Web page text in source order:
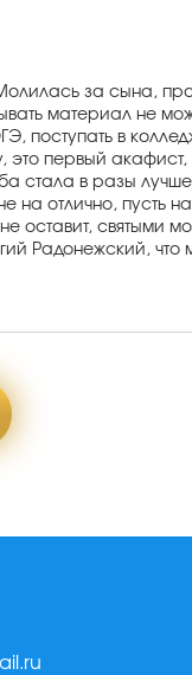
Молилась за сына,
материал не
поступать в
это первый
стала в разы
отлично, пусть
оставит, святыми
Радонежский,